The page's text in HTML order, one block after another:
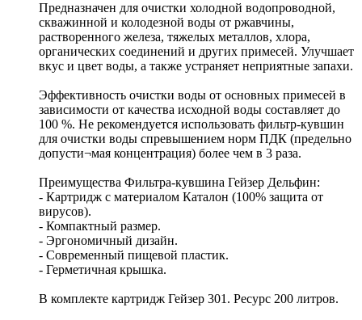
Предназначен для очистки холодной водопроводной,
скважинной и колодезной воды от ржавчины,
растворенного железа, тяжелых металлов, хлора,
органических соединений и других примесей. Улучшает
вкус и цвет воды, а также устраняет неприятные запахи.
Эффективность очистки воды от основных примесей в
зависимости от качества исходной воды составляет до
100 %. Не рекомендуется использовать фильтр-кувшин
для очистки воды спревышением норм ПДК (предельно
допусти¬мая концентрация) более чем в 3 раза.
Преимущества Фильтра-кувшина Гейзер Дельфин:
- Картридж с материалом Каталон (100% защита от
вирусов).
- Компактный размер.
- Эргономичный дизайн.
- Современный пищевой пластик.
- Герметичная крышка.
В комплекте картридж Гейзер 301. Ресурс 200 литров.